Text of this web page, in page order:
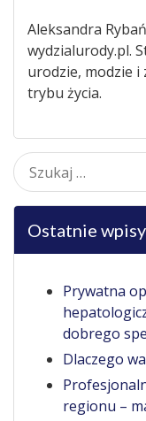
Aleksandra
wydzialurody.pl.
urodzie, modzie
trybu życia.
Szukaj:
Ostatnie wpisy
Prywatna
dobrego
Dlaczego
regionu –